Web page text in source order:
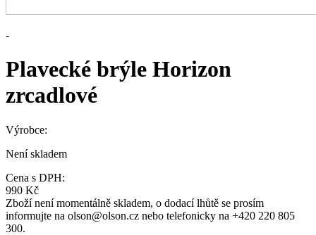
-
Plavecké brýle Horizon
zrcadlové
Výrobce:
Není skladem
Cena s DPH:
990 Kč
Zboží není momentálně skladem, o dodací lhůtě se prosím
informujte na olson@olson.cz nebo telefonicky na +420 220 805
300.